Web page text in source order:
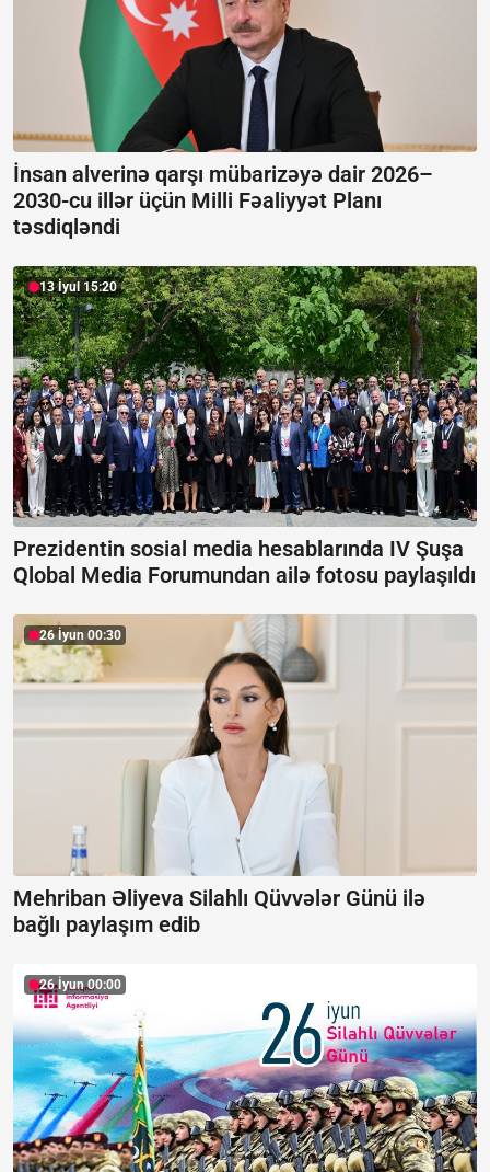
İnsan alverinə qarşı mübarizəyə dair 2026–
2030-cu illər üçün Milli Fəaliyyət Planı
təsdiqləndi
13 İyul 15:20
Prezidentin sosial media hesablarında IV Şuşa
Qlobal Media Forumundan ailə fotosu paylaşıldı
26 İyun 00:30
Mehriban Əliyeva Silahlı Qüvvələr Günü ilə
bağlı paylaşım edib
26 İyun 00:00